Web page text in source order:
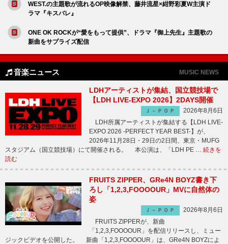
WEST.の主題歌が流れるOP映像解禁、藤井流星×紺野彩夏W主演ド
ラマ『キスバレ』
ONE OK ROCKが“愛をもって提供”、ドラマ『御上先生』主題歌の
新曲をサプライズ配信
音楽ニュース MUSIC NEWS
LDHアーティストが集結、国立競技場で
【LDH LIVE-EXPO 2026】2DAYS開催
Ｊ－ＰＯＰ
2026年8月6日
LDH所属アーティストが集結する【LDH LIVE-
EXPO 2026 -PERFECT YEAR BEST-】が、
2026年11月28日・29日の2日間、東京・MUFG
スタジアム（国立競技場）にて開催される。 本公演は、「LDH PE … 続きを
読む
FRUITS ZIPPER、GRe4N BOYZ書き下
ろし「1,2,3,FOOOOUR」MVに自然体の
姿
Ｊ－ＰＯＰ
2026年8月6日
FRUITS ZIPPERが、新曲
「1,2,3,FOOOOUR」を配信リリースし、ミュー
ジックビデオを公開した。 新曲「1,2,3,FOOOOUR」は、GRe4N BOYZによ